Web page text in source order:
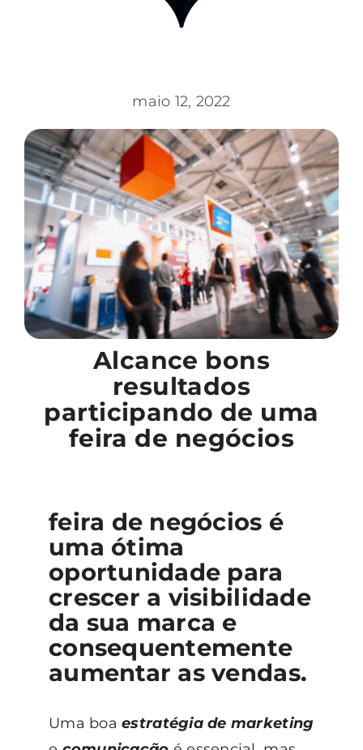
maio 12, 2022
Alcance bons
resultados
participando de uma
feira de negócios
feira de negócios é
uma ótima
oportunidade para
crescer a visibilidade
da sua marca e
consequentemente
aumentar as vendas.
Uma boaestratégia de marketing